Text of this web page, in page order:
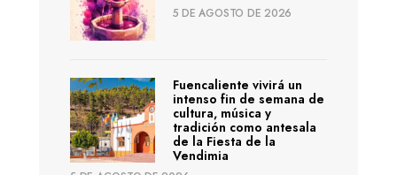
5 DE AGOSTO DE 2026
Fuencaliente vivirá un
intenso fin de semana de
cultura, música y
tradición como antesala
de la Fiesta de la
Vendimia